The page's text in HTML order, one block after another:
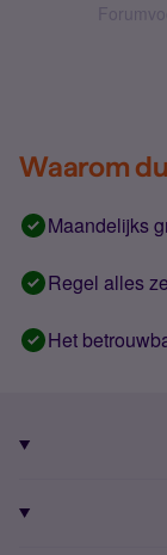
Waarom
Maandelijks
Regel alles
Het